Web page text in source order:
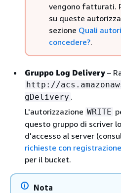
vengono fatturati.
su queste
sezione Quali
concedere?.
Gruppo Log Delivery –
http://
gDelivery .
L'autorizzazione WRITE
questo gruppo di scriver
d'accesso al server
richieste con
per il bucket.
Nota